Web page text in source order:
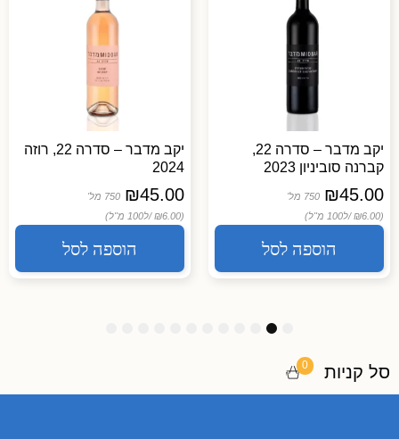
יקב מדבר – סדרה 22,
קברנה סוביניון 2023
₪45.00
750 מל'
(₪6.00 /
ל100 מ"ל)
הוספה לסל
יקב מדבר – סדרה 22, רוזה
2024
₪45.00
750 מל'
(₪6.00 /
ל100 מ"ל)
הוספה לסל
סל קניות 0